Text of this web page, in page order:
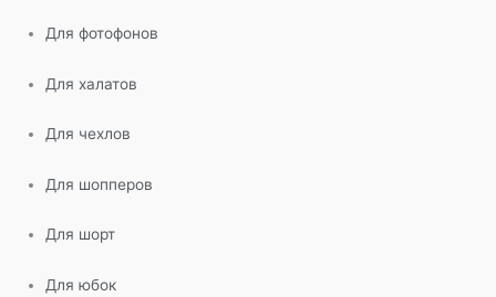
Для фотофонов
Для халатов
Для чехлов
Для шопперов
Для шорт
Для юбок